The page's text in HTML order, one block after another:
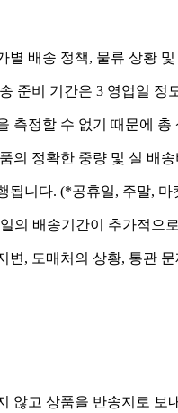
별 배송 정책, 물류 상황
준비 기간은 3 영업일 정
측정할 수 없기 때문에
의 정확한 중량 및 실 배
됩니다. (*공휴일, 주말, 마
의 배송기간이 추가적으
, 도매처의 상황, 통관
않고 상품을 반송지로 보